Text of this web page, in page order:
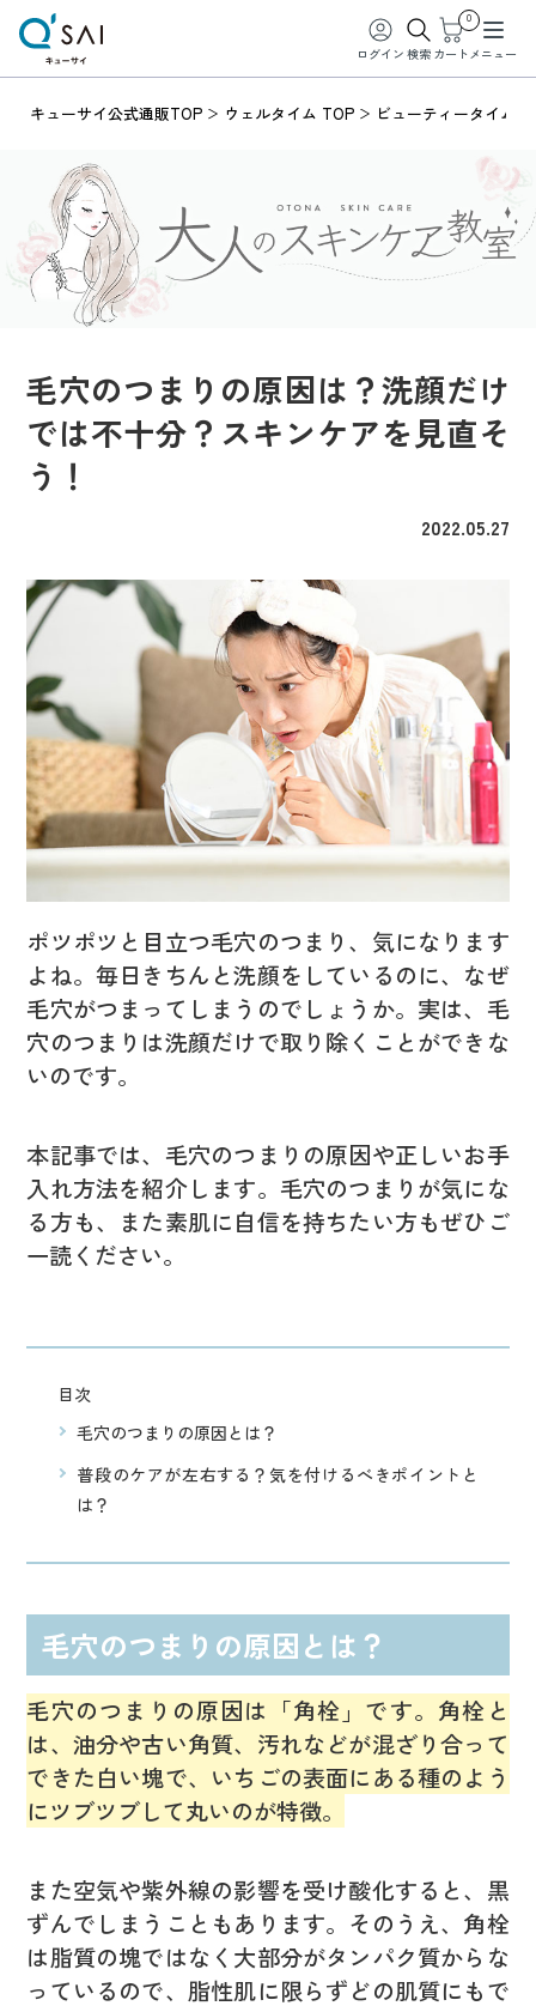
ログイン 検索
0
カート メニュー
キューサイ公式通販TOP ウェルタイム TOP ビューティータイム
毛穴のつまりの原因は？洗顔だけ
では不十分？スキンケアを見直そ
う！
2022.05.27
ポツポツと目立つ毛穴のつまり、気になります
よね。毎日きちんと洗顔をしているのに、なぜ
毛穴がつまってしまうのでしょうか。実は、毛
穴のつまりは洗顔だけで取り除くことができな
いのです。
本記事では、毛穴のつまりの原因や正しいお手
入れ方法を紹介します。毛穴のつまりが気にな
る方も、また素肌に自信を持ちたい方もぜひご
一読ください。
目次
毛穴のつまりの原因とは？
普段のケアが左右する？気を付けるべきポイントと
は？
毛穴のつまりの原因とは？
毛穴のつまりの原因は「角栓」です。角栓と
は、油分や古い角質、汚れなどが混ざり合って
できた白い塊で、いちごの表面にある種のよう
にツブツブして丸いのが特徴。
また空気や紫外線の影響を受け酸化すると、黒
ずんでしまうこともあります。そのうえ、角栓
は脂質の塊ではなく大部分がタンパク質からな
っているので、脂性肌に限らずどの肌質にもで